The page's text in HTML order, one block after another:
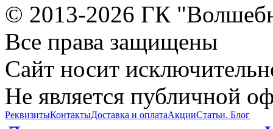
© 2013-2026 ГК
Все права защищены
Сайт носит
Не является публичной
РеквизитыКонтактыДоставка и оплатаАкцииСтатьи. Блог